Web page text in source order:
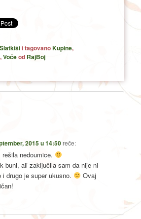
Slatkišii tagovanoKupine,
,Voćeod RajBoj
2015 u 14:50reče:
nedoumice.
buni, ali zaključila sam da nije ni
i drugo je super ukusno.
Ovaj